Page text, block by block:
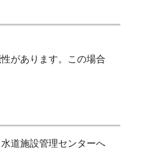
があります。この場合
道施設管理センターへ